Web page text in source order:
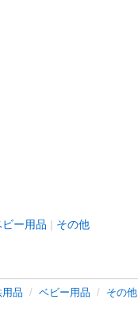
ビー用品 その他
品 ベビー用品 その他